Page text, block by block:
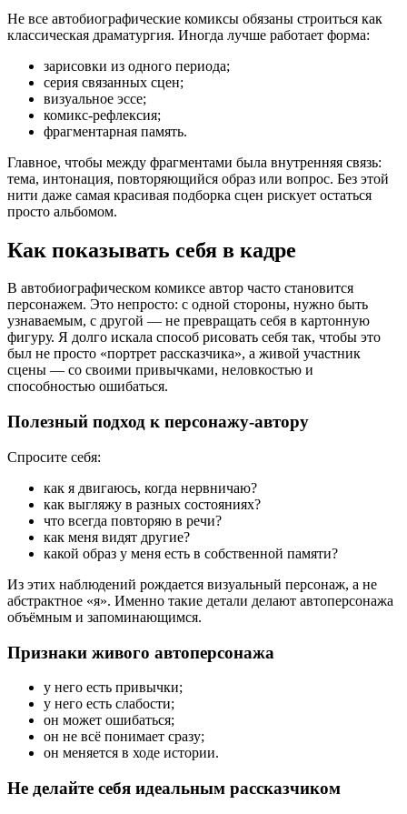
Не все автобиографические комиксы обязаны строиться как
классическая драматургия. Иногда лучше работает форма:
зарисовки из одного периода;
серия связанных сцен;
визуальное эссе;
комикс-рефлексия;
фрагментарная память.
Главное, чтобы между фрагментами была внутренняя связь:
тема, интонация, повторяющийся образ или вопрос. Без этой
нити даже самая красивая подборка сцен рискует остаться
просто альбомом.
Как показывать себя в кадре
В автобиографическом комиксе автор часто становится
персонажем. Это непросто: с одной стороны, нужно быть
узнаваемым, с другой — не превращать себя в картонную
фигуру. Я долго искала способ рисовать себя так, чтобы это
был не просто «портрет рассказчика», а живой участник
сцены — со своими привычками, неловкостью и
способностью ошибаться.
Полезный подход к персонажу-автору
Спросите себя:
как я двигаюсь, когда нервничаю?
как выгляжу в разных состояниях?
что всегда повторяю в речи?
как меня видят другие?
какой образ у меня есть в собственной памяти?
Из этих наблюдений рождается визуальный персонаж, а не
абстрактное «я». Именно такие детали делают автоперсонажа
объёмным и запоминающимся.
Признаки живого автоперсонажа
у него есть привычки;
у него есть слабости;
он может ошибаться;
он не всё понимает сразу;
он меняется в ходе истории.
Не делайте себя идеальным рассказчиком